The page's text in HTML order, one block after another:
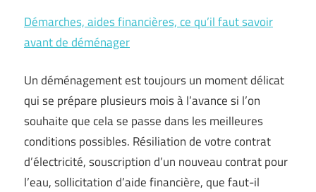
Démarches, aides financières, ce qu’il faut savoir
avant de déménager
Un déménagement est toujours un moment délicat
qui se prépare plusieurs mois à l’avance si l’on
souhaite que cela se passe dans les meilleures
conditions possibles. Résiliation de votre contrat
d’électricité, souscription d’un nouveau contrat pour
l’eau, sollicitation d’aide financière, que faut-il